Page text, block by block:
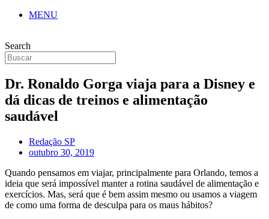
MENU
Search
Dr. Ronaldo Gorga viaja para a Disney e
dá dicas de treinos e alimentação
saudável
Redação SP
outubro 30, 2019
Quando pensamos em viajar, principalmente para Orlando, temos a
ideia que será impossível manter a rotina saudável de alimentação e
exercícios. Mas, será que é bem assim mesmo ou usamos a viagem
de como uma forma de desculpa para os maus hábitos?